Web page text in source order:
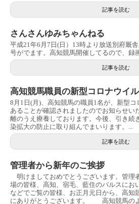
記事を読む
さんさんゆみちゃんねる
平成21年6月7日(日）13時より放送別府厩
号がでます。高知競馬開催してるので、録
記事を読む
高知競馬職員の新型コロナウイ
8月1日(月)、高知競馬の職員1名が、新型
あることが確認されましたのでお知らせい
離のうえ療養しております。今後、引き続
染拡大の防止に取り組んでまいります。...
記事を読む
管理者から新年のご挨拶
明けましておめでとうございます。管理
場の皆様、高知、宿毛、藍住のパルスにお
などでご覧の皆様、お正月元日から、高知
にありがとうございます。 高知競馬の